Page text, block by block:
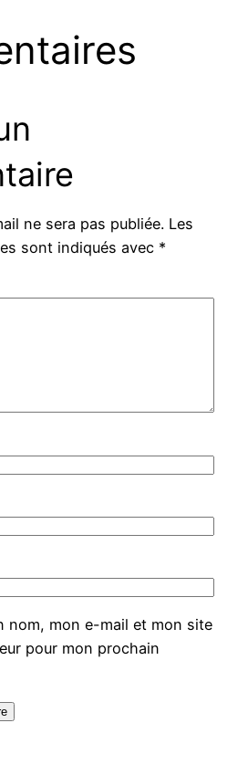
ne sera pas publiée. Les
sont indiqués avec *
nom, mon e-mail et mon site
pour mon prochain